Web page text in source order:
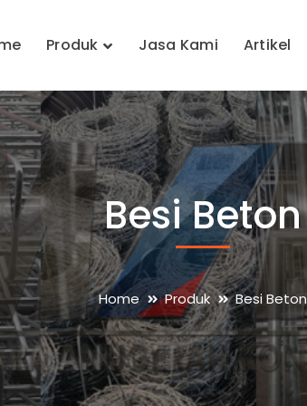
Produk Jasa Kami Artikel
Besi Beton
Home Produk Besi Beton